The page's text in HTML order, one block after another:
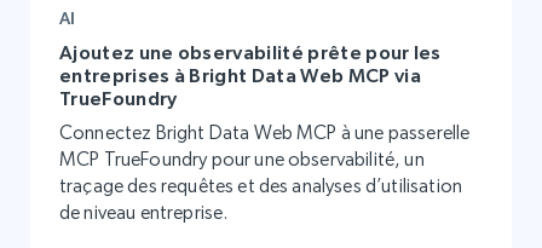
AI
Ajoutez une observabilité prête pour les
entreprises à Bright Data Web MCP via
TrueFoundry
Connectez Bright Data Web MCP à une passerelle
MCP TrueFoundry pour une observabilité, un
traçage des requêtes et des analyses d’utilisation
de niveau entreprise.